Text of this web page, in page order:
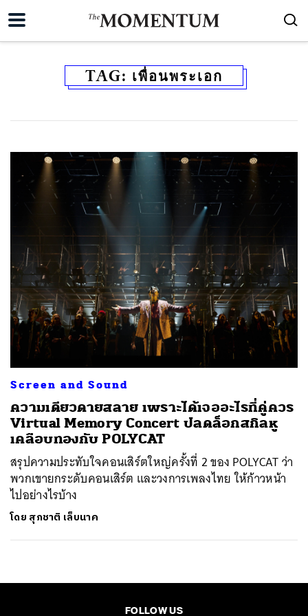
TAG: เพื่อนพระเอก
Screen and Sound
ความเดียวดายสลาย เพราะได้เจออะไรที่คู่ควร
Virtual Memory Concert ปลดล็อกสกิลหู
เคลือบทองกับ POLYCAT
สรุปความประทับใจคอนเสิร์ตใหญ่ครั้งที่ 2 ของ POLYCAT ว่า
พวกเขายกระดับคอนเสิร์ต และวงการเพลงไทย ให้ก้าวหน้า
ไปอย่างไรบ้าง
โดย สุภชาติ เล็บนาค
FOLLOW US
ค้นหา
TWEET EMAIL